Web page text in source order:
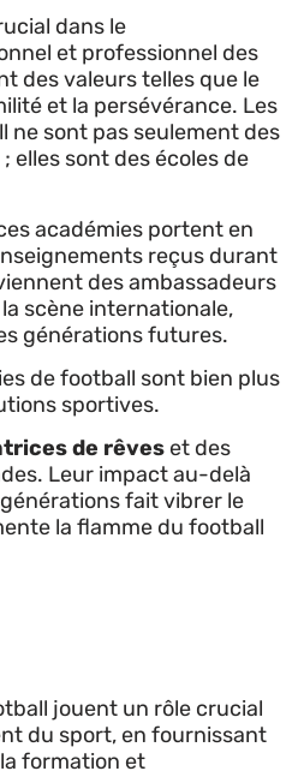
dans le
et professionnel des
des valeurs telles que le
et la persévérance. Les
ne sont pas seulement des
elles sont des écoles de
académies portent en
reçus durant
des ambassadeurs
scène internationale,
générations futures.
de football sont bien plus
sportives.
de rêves et des
Leur impact au-delà
fait vibrer le
la flamme du football
jouent un rôle crucial
du sport, en fournissant
formation et